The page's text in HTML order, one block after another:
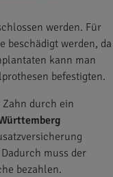
werden. Für
beschädigt werden, da
kann man
befestigten.
durch ein
muss der
bezahlen.